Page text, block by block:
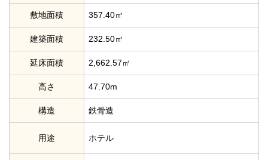
敷地面積 357.40㎡
建築面積 232.50㎡
延床面積 2,662.57㎡
高さ 47.70m
構造 鉄骨造
用途 ホテル